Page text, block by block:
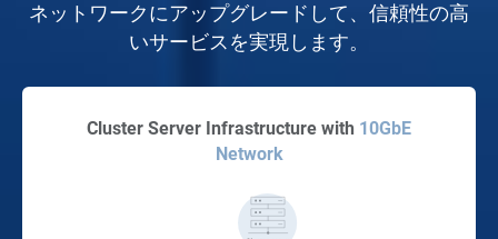
ネットワークにアップグレードして、信頼性の高
いサービスを実現します。
Cluster Server Infrastructure with 10GbE
Network